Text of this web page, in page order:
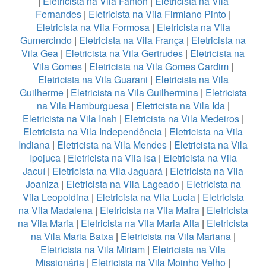
Fernandes| Eletricista na Vila Firmiano Pinto|
Eletricista na Vila Formosa| Eletricista na Vila
Gumercindo | Eletricista na Vila França | Eletricista na
Vila Gea | Eletricista na Vila Gertrudes | Eletricista na
Vila Gomes | Eletricista na Vila Gomes Cardim |
Eletricista na Vila Guarani | Eletricista na Vila
Guilherme| Eletricista na Vila Guilhermina| Eletricista
na Vila Hamburguesa| Eletricista na Vila Ida|
Eletricista na Vila Inah | Eletricista na Vila Medeiros|
Eletricista na Vila Independência | Eletricista na Vila
Indiana | Eletricista na Vila Mendes | Eletricista na Vila
Ipojuca| Eletricista na Vila Isa| Eletricista na Vila
Jacuí| Eletricista na Vila Jaguará | Eletricista na Vila
Joaniza| Eletricista na Vila Lageado| Eletricista na
Vila Leopoldina| Eletricista na Vila Lucia| Eletricista
na Vila Madalena| Eletricista na Vila Mafra | Eletricista
na Vila Maria | Eletricista na Vila Maria Alta | Eletricista
na Vila Maria Baixa| Eletricista na Vila Mariana|
Eletricista na Vila Miriam | Eletricista na Vila
Missionária | Eletricista na Vila Moinho Velho |